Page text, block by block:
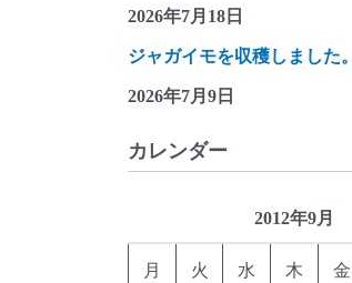
2026年7月18日
ジャガイモを収穫しました。
2026年7月9日
カレンダー
2012年9月
月 火 水 木 金